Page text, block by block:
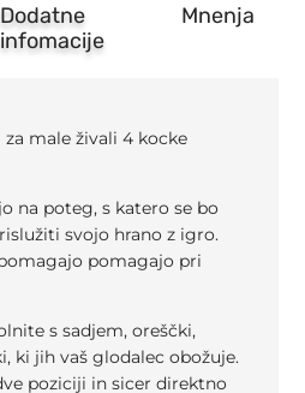
Dodatne
infomacije
Mnenja
za male živali 4 kocke
na poteg, s katero se bo
svojo hrano z igro.
pomagajo pri
s sadjem, oreščki,
ki jih vaš glodalec obožuje.
poziciji in sicer direktno